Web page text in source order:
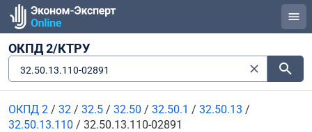
ОКПД 2/КТРУ
32.50.13.110-02891
ОКПД 2 / 32 / 32.5 / 32.50 / 32.50.1 / 32.50.13 /
32.50.13.110 / 32.50.13.110-02891